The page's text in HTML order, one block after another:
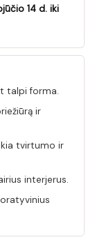
14 d. iki
talpi forma.
ir
tvirtumo ir
interjerus.